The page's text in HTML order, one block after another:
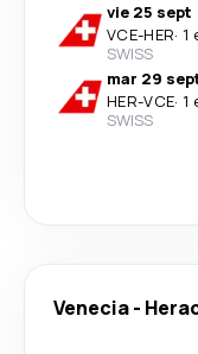
vie 25 sept
VCE-HER· 1
SWISS
mar 29
HER-VCE· 1
SWISS
Venecia-